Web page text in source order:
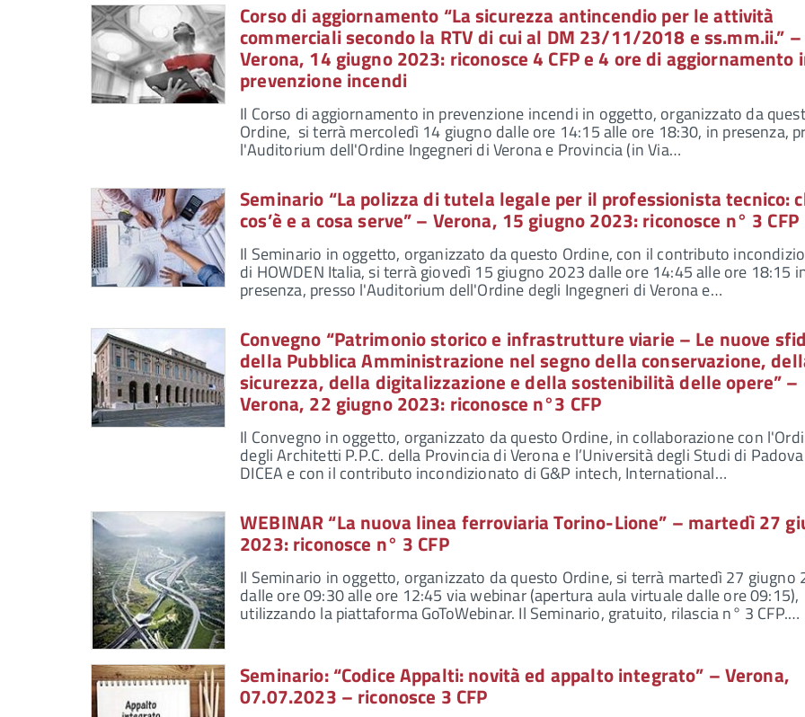
Corso di aggiornamento “La sicurezza antincendio per le attività
commerciali secondo la RTV di cui al DM 23/11/2018 e ss.mm.ii.” –
Verona, 14 giugno 2023: riconosce 4 CFP e 4 ore di aggiornamento
prevenzione incendi
Il Corso di aggiornamento in prevenzione incendi in oggetto, organizzato da
Ordine, si terrà mercoledì 14 giugno dalle ore 14:15 alle ore 18:30, in presenza,
l'Auditorium dell'Ordine Ingegneri di Verona e Provincia (in Via…
Seminario “La polizza di tutela legale per il professionista tecnico:
cos’è e a cosa serve” – Verona, 15 giugno 2023: riconosce n° 3 CFP
Il Seminario in oggetto, organizzato da questo Ordine, con il contributo
di HOWDEN Italia, si terrà giovedì 15 giugno 2023 dalle ore 14:45 alle ore 18:15
presenza, presso l'Auditorium dell'Ordine degli Ingegneri di Verona e…
Convegno “Patrimonio storico e infrastrutture viarie – Le nuove
della Pubblica Amministrazione nel segno della conservazione,
sicurezza, della digitalizzazione e della sostenibilità delle opere” –
Verona, 22 giugno 2023: riconosce n°3 CFP
Il Convegno in oggetto, organizzato da questo Ordine, in collaborazione con
degli Architetti P.P.C. della Provincia di Verona e l’Università degli Studi di
DICEA e con il contributo incondizionato di G&P intech, International…
WEBINAR “La nuova linea ferroviaria Torino-Lione” – martedì 27
2023: riconosce n° 3 CFP
Il Seminario in oggetto, organizzato da questo Ordine, si terrà martedì 27 giugno
dalle ore 09:30 alle ore 12:45 via webinar (apertura aula virtuale dalle ore 09:15),
utilizzando la piattaforma GoToWebinar. Il Seminario, gratuito, rilascia n° 3 CFP.…
Seminario: “Codice Appalti: novità ed appalto integrato” – Verona,
07.07.2023 – riconosce 3 CFP